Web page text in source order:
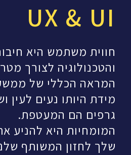
UX & UI
חווית משתמש היא
והטכנולוגיה לצורך
המראה הכללי של
מידת היותו נעים לעין
גרפים הם המעטפת.
המומחיות היא להניע
שלך לחזון המשותף